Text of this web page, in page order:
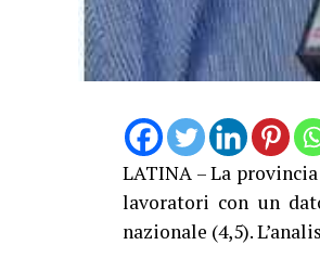
LATINA – La
lavoratori con un
nazionale (4,5).